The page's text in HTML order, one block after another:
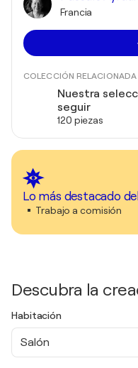
Francia
COLECCIÓN RELACIONADA
Nuestra
seguir
120 piezas
Lo más destacado
Trabajo a comisión
Descubra la
Habitación
Salón